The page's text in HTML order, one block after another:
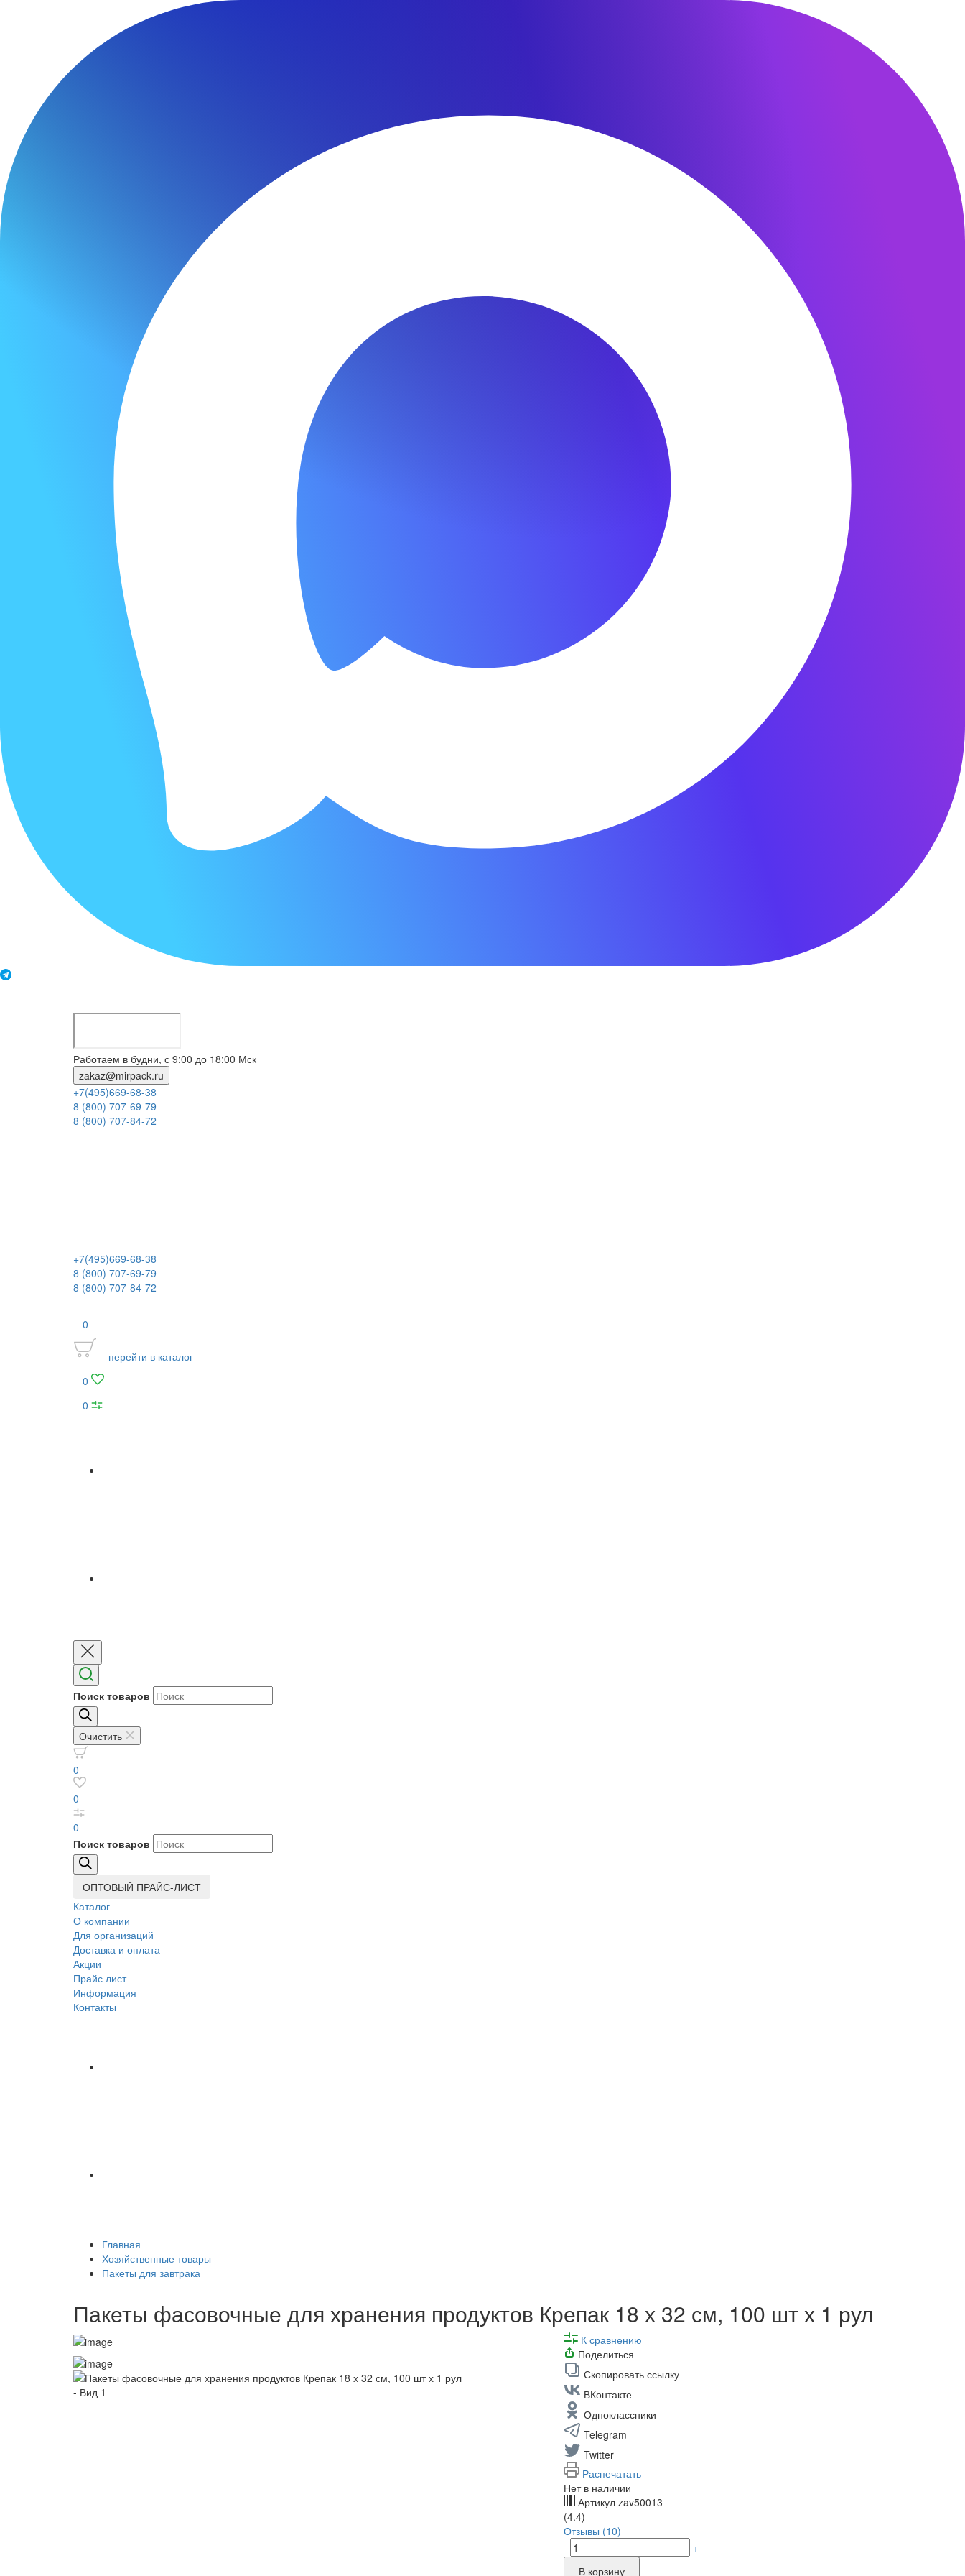
Работаем в будни, с 9:00 до 18:00 Мск
zakaz@mirpack.ru
+7(495)669-68-38
8 (800) 707-69-79
8 (800) 707-84-72
+7(495)669-68-38
8 (800) 707-69-79
8 (800) 707-84-72
0
перейти в каталог
0
0
Поиск товаров
Очистить
0
0
0
Поиск товаров
ОПТОВЫЙ ПРАЙС-ЛИСТ
Каталог
О компании
Для организаций
Доставка и оплата
Акции
Прайс лист
Информация
Контакты
Главная
Хозяйственные товары
Пакеты для завтрака
Пакеты фасовочные для хранения продуктов Крепак 18 х 32 см, 100 шт х 1 рул
К сравнению
Поделиться
Скопировать ссылку
ВКонтакте
Одноклассники
Telegram
Twitter
Распечатать
Нет в наличии
Артикул zav50013
(4.4)
Отзывы (10)
-
+
В корзину